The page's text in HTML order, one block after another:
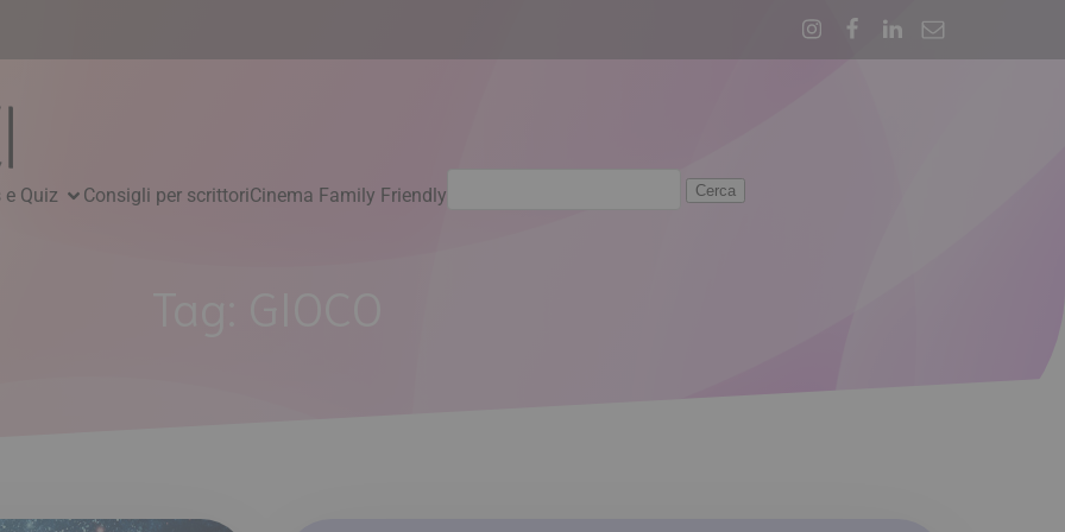
e Quiz Consigli per scrittoriCinema Family Friendlyper: